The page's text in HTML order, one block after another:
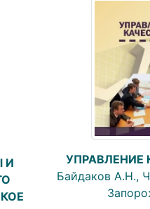
И
УПРАВЛЕНИЕ
Байдаков А.Н.,